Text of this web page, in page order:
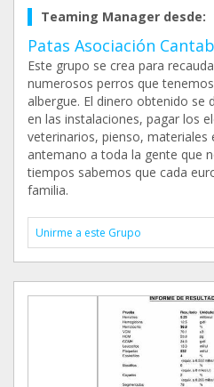
Teaming Manager desde:
Patas Asociación
Este grupo se crea para
numerosos perros que
albergue. El dinero obtenido se
en las instalaciones, pagar los
veterinarios, pienso, materiales
antemano a toda la gente que
tiempos sabemos que cada
familia.
Unirme a este Grupo